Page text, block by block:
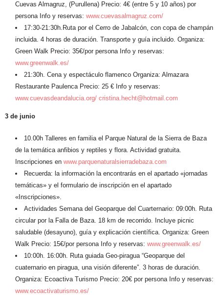
Cuevas Almagruz, (Purullena) Precio: 4€ (entre 5 y 10 años) por
persona Info y reservas: www.cuevasalmagruz.com/
17:30-21:30h.Ruta por el Cerro de Jabalcón, con copa de champán
incluida. 4 horas de duración. Transporte y guía incluido. Organiza:
Green Walk Precio: 35€/por persona Info y reservas:
www.greenwalk.es/
21:30h. Cena y espectáculo flamenco Organiza: Almazara
Restaurante Paulenca Precio: 25 € Info y reservas:
www.cuevasdeandalucia.org/ cristina.hecht@hotmail.com
3 de junio
10.00h Talleres en familia el Parque Natural de la Sierra de Baza
de la temática anfibios y reptiles y flora. Actividad gratuita.
Inscripciones en www.parquenaturalsierradebaza.com
Recuerda: la información la encontrarás en el apartado «jornadas
temáticas» y el formulario de inscripción en el apartado
«Inscripciones».
Actividades Semana del Geoparque del Cuarternario: 09:00h. Ruta
circular por la Falla de Baza. 18 km de recorrido. Incluye picnic
saludable (desayuno), guía y explicación científica. Organiza: Green
Walk Precio: 15€/por persona Info y reservas: www.greenwalk.es/
10:00h. 16:00h. Ruta guiada Geo-piragua “Geoparque del
cuaternario en piragua, una visión diferente”. 3 horas de duración.
Organiza: Ecoactiva Turismo Precio: 20€ por persona Info y reservas:
www.ecoactivaturismo.es/